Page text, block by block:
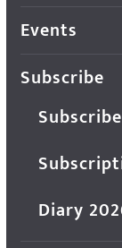
Events
Subscribe
Diary